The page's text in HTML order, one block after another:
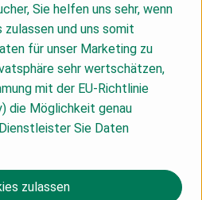
Sie helfen uns sehr, wenn
zulassen und uns somit
für unser Marketing zu
sehr wertschätzen,
mit der EU-Richtlinie
die Möglichkeit genau
Sie Daten
zulassen